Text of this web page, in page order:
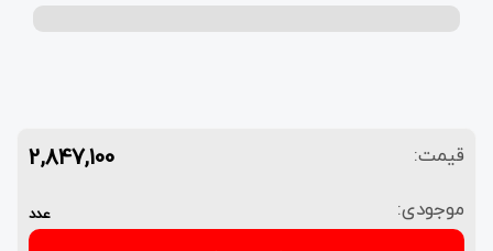
قیمت: 2,847,100
موجودی: عدد